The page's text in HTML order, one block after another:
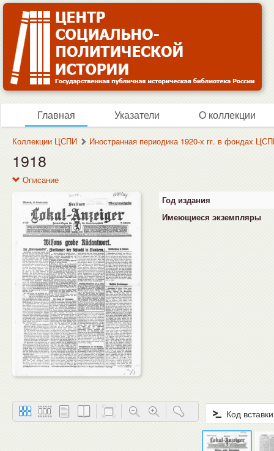
Главная Указатели О коллекции
Коллекции ЦСПИ Иностранная периодика 1920-х гг. в фондах
1918
Описание
Год издания
Имеющиеся экземпляры
Код вставки